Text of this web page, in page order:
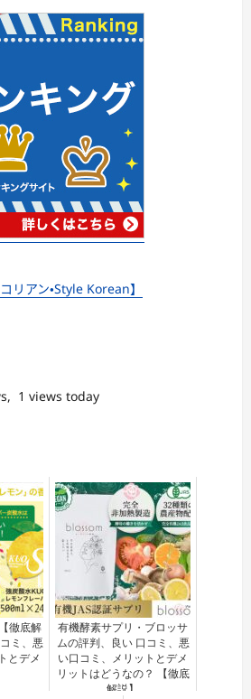
リアン・Style Korean】
1 views today
徹底解
ミ、悪
とデメ
有機酵素サプリ・ブロッサ
ムの評判、良い 口コミ、悪
い口コミ、メリットとデメ
リットはどうなの？ 【徹底
解説】